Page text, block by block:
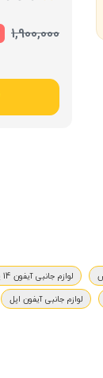
1,900,000
لوازم جانبی آیفون 14 پرو
لوازم جانبی آیفون اپل